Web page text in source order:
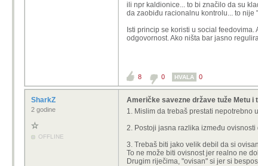
ili npr kaldionice... to bi značilo da su
da zaobiđu racionalnu kontrolu... to
Isti princip se koristi u social
odgovornost. Ako ništa bar jasno
8 0 HVALA 0
SharkZ
2 godine
OFFLINE
Američke savezne države tuže Metu i
1. Mislim da trebaš prestati nepotrebno
2. Postoji jasna razlika između
3. Trebaš biti jako velik debil da si
To ne može biti ovisnost jer realno ne
Drugim riječima, "ovisan" si jer si